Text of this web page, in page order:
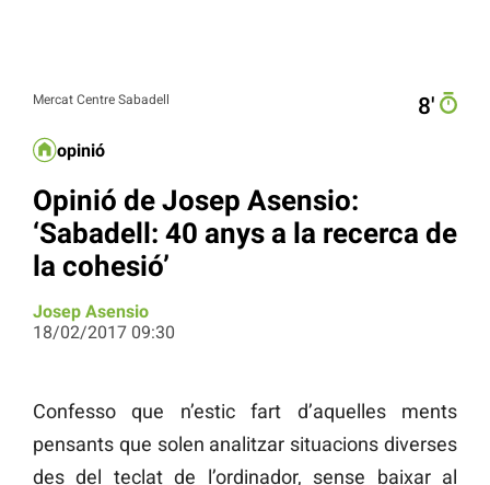
Mercat Centre Sabadell 8′
opinió
Opinió de Josep Asensio:
‘Sabadell: 40 anys a la recerca de
la cohesió’
Josep Asensio
18/02/2017 09:30
Confesso que n’estic fart d’aquelles ments
pensants que solen analitzar situacions diverses
des del teclat de l’ordinador, sense baixar al